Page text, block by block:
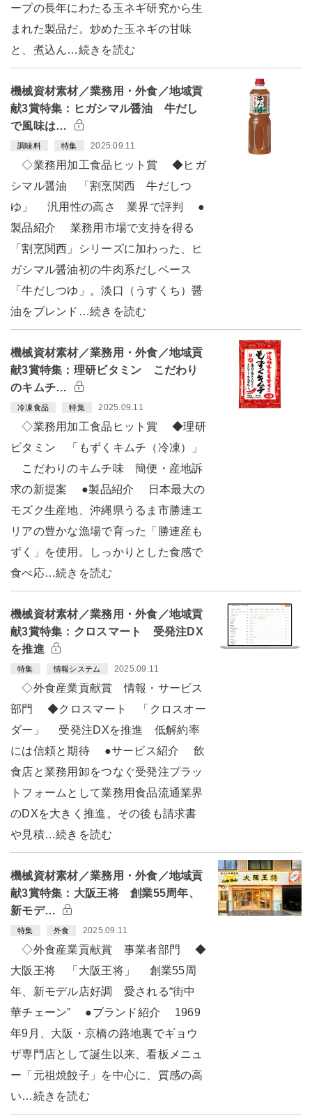
ープの長年にわたる玉ネギ研究から生
まれた製品だ。炒めた玉ネギの甘味
と、煮込ん…続きを読む
機械資材素材／業務用・外食／地域貢
献3賞特集：ヒガシマル醤油 牛だし
で風味は…
調味料 特集 2025.09.11
◇業務用加工食品ヒット賞 ◆ヒガ
シマル醤油 「割烹関西 牛だしつ
ゆ」 汎用性の高さ 業界で評判 ●
製品紹介 業務用市場で支持を得る
「割烹関西」シリーズに加わった、ヒ
ガシマル醤油初の牛肉系だしベース
「牛だしつゆ」。淡口（うすくち）醤
油をブレンド…続きを読む
機械資材素材／業務用・外食／地域貢
献3賞特集：理研ビタミン こだわり
のキムチ…
冷凍食品 特集 2025.09.11
◇業務用加工食品ヒット賞 ◆理研
ビタミン 「もずくキムチ（冷凍）」
こだわりのキムチ味 簡便・産地訴
求の新提案 ●製品紹介 日本最大の
モズク生産地、沖縄県うるま市勝連エ
リアの豊かな漁場で育った「勝連産も
ずく」を使用。しっかりとした食感で
食べ応…続きを読む
機械資材素材／業務用・外食／地域貢
献3賞特集：クロスマート 受発注DX
を推進
特集 情報システム 2025.09.11
◇外食産業貢献賞 情報・サービス
部門 ◆クロスマート 「クロスオー
ダー」 受発注DXを推進 低解約率
には信頼と期待 ●サービス紹介 飲
食店と業務用卸をつなぐ受発注プラッ
トフォームとして業務用食品流通業界
のDXを大きく推進。その後も請求書
や見積…続きを読む
機械資材素材／業務用・外食／地域貢
献3賞特集：大阪王将 創業55周年、
新モデ…
特集 外食 2025.09.11
◇外食産業貢献賞 事業者部門 ◆
大阪王将 「大阪王将」 創業55周
年、新モデル店好調 愛される“街中
華チェーン” ●ブランド紹介 1969
年9月、大阪・京橋の路地裏でギョウ
ザ専門店として誕生以来、看板メニュ
ー「元祖焼餃子」を中心に、質感の高
い…続きを読む